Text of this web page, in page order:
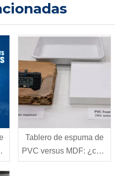
Tablero de espuma de
PVC versus MDF: ¿cuál
debería elegir para su